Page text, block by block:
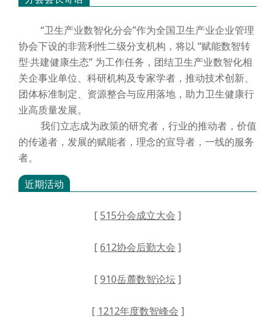
“卫生产业数智化分会”作为全国卫生产业企业管理
协会下设的非营利性二级分支机构，将以 “赋能数智转
型·共建健康生态” 为工作任务，团结卫生产业数智化相
关企事业单位、科研机构及专家学者，推动技术创新、
团体标准制定、资源整合与应用落地，助力卫生健康行
业高质量发展。
我们立志成为政策的研究者，行业的推动者，价值
的传递者，发展的赋能者，理念的宣导者，一线的服务
者。
近期活动
[515分会成立大会 ]
[612协会后勤大会 ]
[910岳麓数智论坛]
[ 1212年度数智峰会 ]